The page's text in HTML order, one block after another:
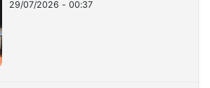
29/07/2026 - 00:37